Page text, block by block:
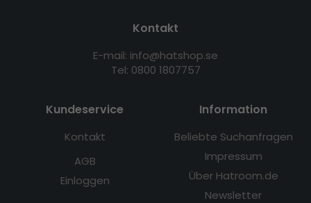
Kontakt
E-mail: info@hatshop.se
Tel: 0800 1807757
Kundeservice
Kontakt
AGB
Einloggen
Information
Beliebte Suchanfragen
Impressum
Über Hatroom.de
Newsletter